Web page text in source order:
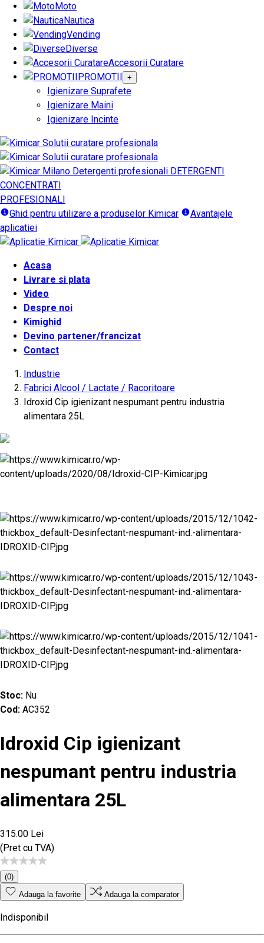
Moto
Nautica
Vending
Diverse
Accesorii Curatare
PROMOTII +
Igienizare Suprafete
Igienizare Maini
Igienizare Incinte
DETERGENTI
CONCENTRATI
PROFESIONALI
Ghid pentru utilizare a produselor Kimicar
Avantajele
aplicatiei
Acasa
Livrare si plata
Video
Despre noi
Kimighid
Devino partener/francizat
Contact
Industrie
Fabrici Alcool / Lactate / Racoritoare
Idroxid Cip igienizant nespumant pentru industria
alimentara 25L
Stoc: Nu
Cod: AC352
Idroxid Cip igienizant
nespumant pentru industria
alimentara 25L
315.00 Lei
(Pret cu TVA)
(0)
Adauga la favorite
Adauga la comparator
Indisponibil